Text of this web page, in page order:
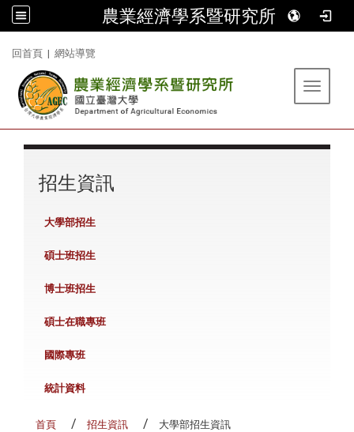
農業經濟學系暨研究所
回首頁 | 網站導覽
Toggle
招生資訊
大學部招生
碩士班招生
博士班招生
碩士在職專班
國際專班
統計資料
首頁 招生資訊 大學部招生資訊